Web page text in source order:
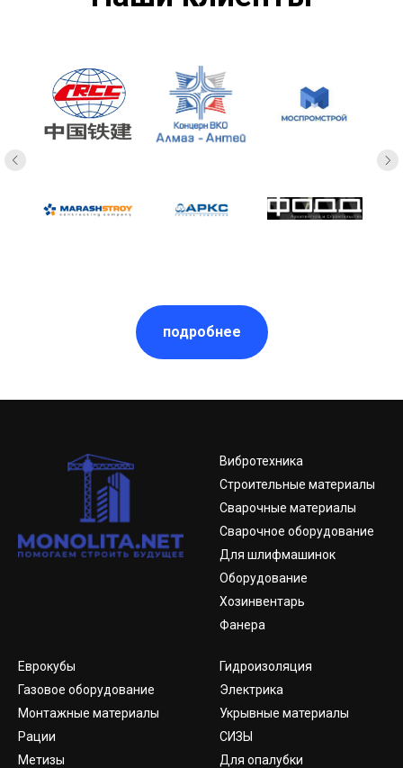
подробнее
Вибротехника
Строительные материалы
Сварочные материалы
Сварочное оборудование
Для шлифмашинок
Оборудование
Хозинвентарь
Фанера
Еврокубы
Газовое оборудование
Монтажные материалы
Рации
Метизы
Гидроизоляция
Электрика
Укрывные материалы
СИЗЫ
Для опалубки